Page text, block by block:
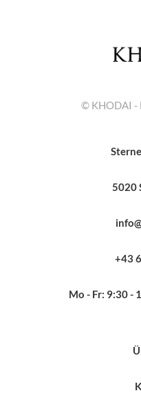
© KHODAI -
5020
+43
Mo - Fr: 9:30 -